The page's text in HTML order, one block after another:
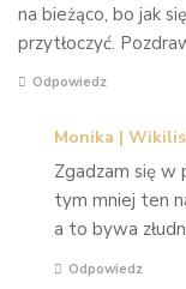
na bieżąco, bo jak
przytłoczyć.
Odpowiedz
Monika |
Zgadzam się w
tym mniej ten
a to bywa
Odpowiedz